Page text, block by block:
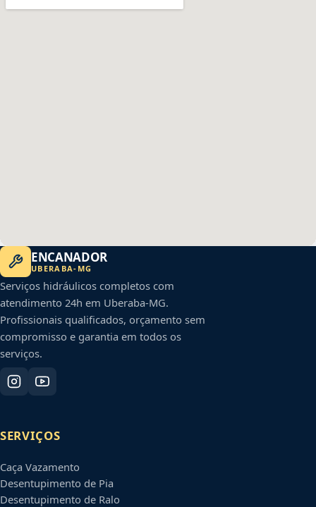
ENCANADOR
UBERABA- MG
Serviços hidráulicos completos com
atendimento 24h em Uberaba-MG.
Profissionais qualificados, orçamento sem
compromisso e garantia em todos os
serviços.
SERVIÇOS
Caça Vazamento
Desentupimento de Pia
Desentupimento de Ralo